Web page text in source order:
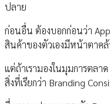
ปลาย
ก่อนอื่น ต้องบอกก่อนว่า
สินค้าของตัวเองมีหน้าตาค
แต่ถ้าเรามองในมุมการตลา
สิ่งที่เรียกว่า Branding